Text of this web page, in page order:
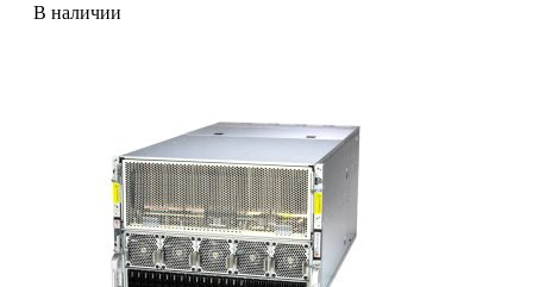
В наличии